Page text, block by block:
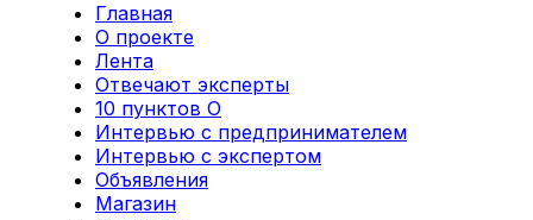
Главная
О проекте
Лента
Отвечают эксперты
10 пунктов О
Интервью с предпринимателем
Интервью с экспертом
Объявления
Магазин